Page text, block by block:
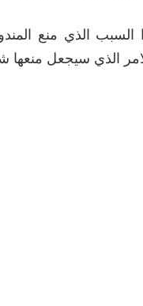
الذي سيجعل